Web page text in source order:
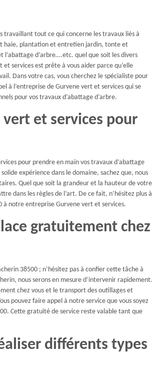
travaillant tout ce qui concerne les travaux liés à
haie, plantation et entretien jardin, tonte et
l’abattage d’arbre….etc. quel que soit les divers
services est prête à vous aider parce qu’elle
Dans votre cas, vous cherchez le spécialiste pour
à l’entreprise de Gurvene vert et services qui se
pour vos travaux d’abattage d’arbre.
et services pour
pour prendre en main vos travaux d’abattage
expérience dans le domaine, sachez que, nous
Quel que soit la grandeur et la hauteur de votre
dans les règles de l’art. De ce fait, n’hésitez plus à
à notre entreprise Gurvene vert et services.
gratuitement chez
38500 ; n’hésitez pas à confier cette tâche à
nous serons en mesure d’intervenir rapidement.
chez vous et le transport des outillages et
pouvez faire appel à notre service que vous soyez
Cette gratuité de service reste valable tant que
différents types